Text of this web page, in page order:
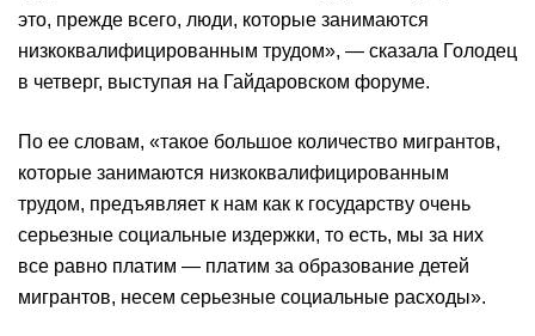
это, прежде всего, люди, которые занимаются
низкоквалифицированным трудом», — сказала Голодец
в четверг, выступая на Гайдаровском форуме.
По ее словам, «такое большое количество мигрантов,
которые занимаются низкоквалифицированным
трудом, предъявляет к нам как к государству очень
серьезные социальные издержки, то есть, мы за них
все равно платим — платим за образование детей
мигрантов, несем серьезные социальные расходы».